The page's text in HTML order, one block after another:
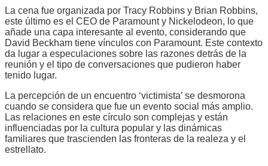
La cena fue organizada por Tracy Robbins y Brian Robbins,
este último es el CEO de Paramount y Nickelodeon, lo que
añade una capa interesante al evento, considerando que
David Beckham tiene vínculos con Paramount. Este contexto
da lugar a especulaciones sobre las razones detrás de la
reunión y el tipo de conversaciones que pudieron haber
tenido lugar.
La percepción de un encuentro ‘victimista’ se desmorona
cuando se considera que fue un evento social más amplio.
Las relaciones en este círculo son complejas y están
influenciadas por la cultura popular y las dinámicas
familiares que trascienden las fronteras de la realeza y el
estrellato.